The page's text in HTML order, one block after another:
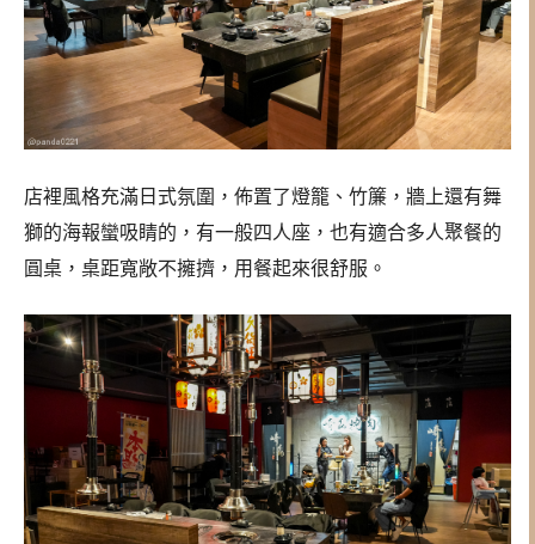
店裡風格充滿日式氛圍，佈置了燈籠、竹簾，牆上還有舞
獅的海報蠻吸睛的，有一般四人座，也有適合多人聚餐的
圓桌，桌距寬敞不擁擠，用餐起來很舒服。